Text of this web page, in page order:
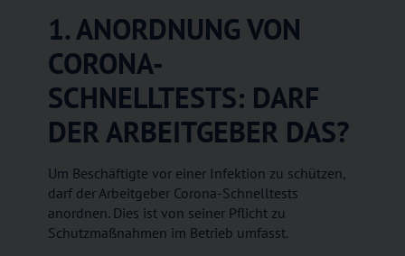
1. ANORDNUNG VON
CORONA-
SCHNELLTESTS: DARF
DER ARBEITGEBER DAS?
Um Beschäftigte vor einer Infektion zu schützen,
darf der Arbeitgeber Corona-Schnelltests
anordnen. Dies ist von seiner Pflicht zu
Schutzmaßnahmen im Betrieb umfasst.